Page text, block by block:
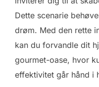
Dette scenarie
drøm. Med den rette
kan du forvandle dit
gourmet-oase, hvor
effektivitet går hånd i